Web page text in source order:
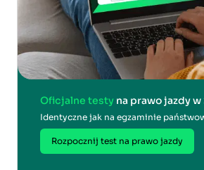
Oficjalne testy na prawo jazdy
Identyczne jak na egzaminie
Rozpocznij test na prawo jazdy